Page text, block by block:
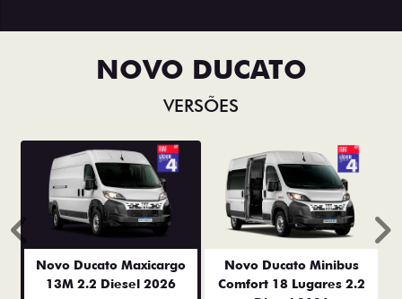
NOVO DUCATO
VERSÕES
Novo Ducato Maxicargo
13M 2.2 Diesel 2026
Novo Ducato Minibus
Comfort 18 Lugares 2.2
Anterior